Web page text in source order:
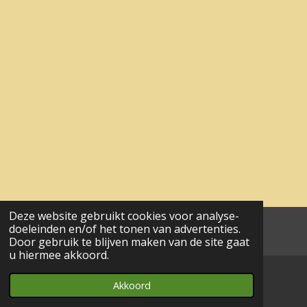
Deze website gebruikt cookies voor analyse-
doeleinden en/of het tonen van advertenties.
Door gebruik te blijven maken van de site gaat
u hiermee akkoord.
Akkoord
aa© 2017 - 2024 wesgeco
E-mailadres